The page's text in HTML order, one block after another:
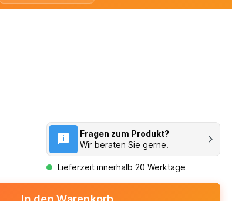
Fragen zum Produkt?
Wir beraten Sie gerne.
Lieferzeit innerhalb 20 Werktage